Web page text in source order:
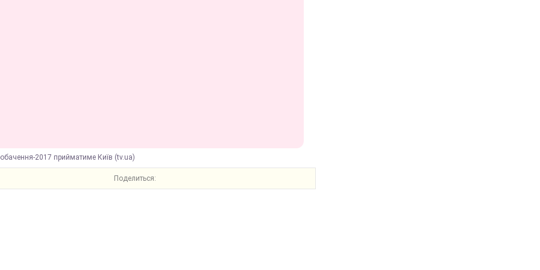
2017 прийматиме Київ (tv.ua)
Поделиться: